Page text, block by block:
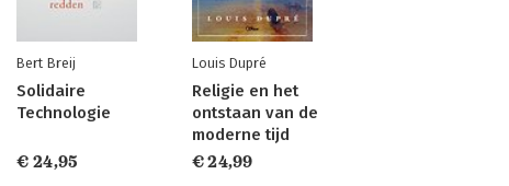
Bert Breij
Solidaire
Technologie
€ 24,95
Louis Dupré
Religie en het
ontstaan van de
moderne tijd
€ 24,99